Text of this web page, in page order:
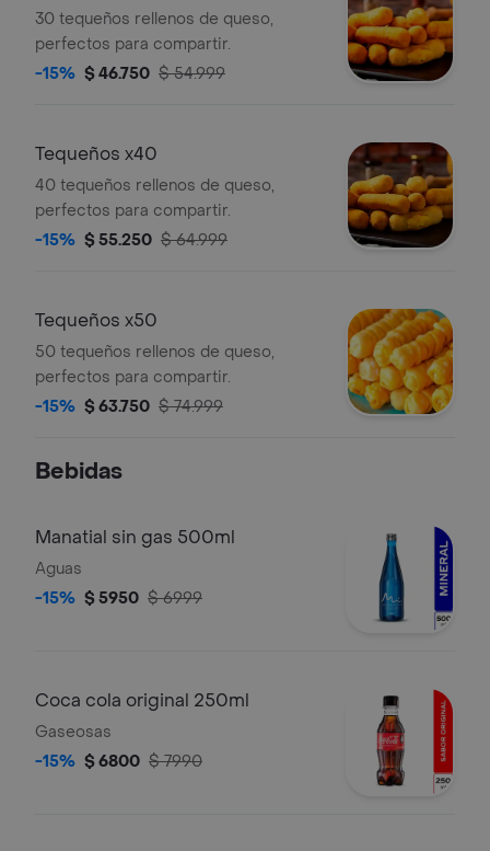
30 tequeños rellenos de queso,
perfectos para compartir.
-15% $ 46.750 $ 54.999
Tequeños x40
40 tequeños rellenos de queso,
perfectos para compartir.
-15% $ 55.250 $ 64.999
Tequeños x50
50 tequeños rellenos de queso,
perfectos para compartir.
-15% $ 63.750 $ 74.999
Bebidas
Manatial sin gas 500ml
Aguas
-15% $ 5950 $ 6999
Coca cola original 250ml
Gaseosas
-15% $ 6800 $ 7990